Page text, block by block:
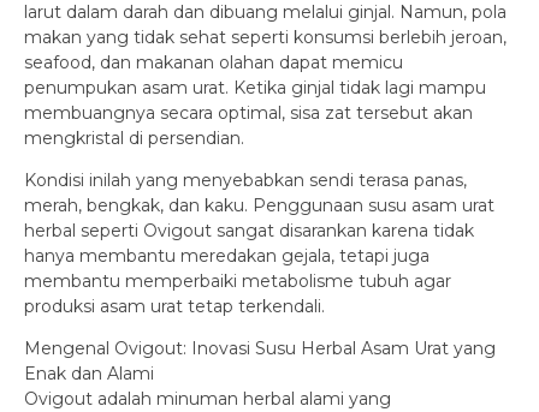
larut dalam darah dan dibuang melalui ginjal. Namun, pola
makan yang tidak sehat seperti konsumsi berlebih jeroan,
seafood, dan makanan olahan dapat memicu
penumpukan asam urat. Ketika ginjal tidak lagi mampu
membuangnya secara optimal, sisa zat tersebut akan
mengkristal di persendian.
Kondisi inilah yang menyebabkan sendi terasa panas,
merah, bengkak, dan kaku. Penggunaan susu asam urat
herbal seperti Ovigout sangat disarankan karena tidak
hanya membantu meredakan gejala, tetapi juga
membantu memperbaiki metabolisme tubuh agar
produksi asam urat tetap terkendali.
Mengenal Ovigout: Inovasi Susu Herbal Asam Urat yang
Enak dan Alami
Ovigout adalah minuman herbal alami yang